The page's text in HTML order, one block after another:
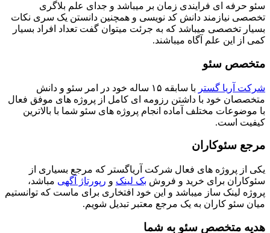
سئو حرفه ای فرایندی زمان بر میباشد و جدای علم بلاگری
تخصصی نیازمند دانش کد نویسی و همچنین دانستن یک سری نکات
بسیار تخصصی میباشد که به جرئت میتوان گفت تعداد افراد بسیار
کمی از این علم آگاه میباشند.
متخصص سئو
شرکت آریا گستر
با سابقه ۱۵ ساله خود در امر سئو و دانش
متخصصان خود با داشتن رزومه ای کامل از پروژه های موفق فعال
با موضوعات مختلف آماده انجام پروژه های سئو شما با بالاترین
کیفیت است.
مرجع سئوکاران
یکی از پروژه های فعال شرکت آریاگستر که مرجع بسیاری از
سئوکاران برای خرید و فروش بک لینک و رپورتاژ آگهی مباشد،
پروژه لینک ساز میباشد و این خود افتخاری برای ماست که توانستیم
میان سئو کاران به یک مرجع معتبر تبدیل شویم.
هدیه متخصص سئو به شما